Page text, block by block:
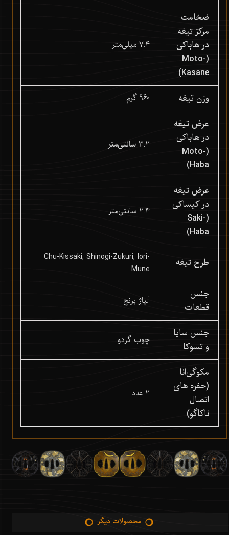
ضخامت
مرکز تیغه
در هاباکی
(Moto-
Kasane)
7.4 میلی‌متر
وزن تیغه 960 گرم
عرض تیغه
در هاباکی
(Moto-
Haba)
3.2 سانتی‌متر
عرض تیغه
در کیساکی
(Saki-
Haba)
2.4 سانتی‌متر
طرح تیغه
Chu-Kissaki, Shinogi-Zukuri, Iori-
Mune
جنس
قطعات
آلیاژ برنج
جنس سایا
و تسوکا
چوب گردو
مکوگی‌انا
(حفره های
اتصال
ناکاگو)
2 عدد
محصولات دیگر